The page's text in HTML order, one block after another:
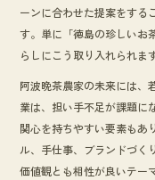
ーンに合わせた提案をする
す。単に「徳島の珍しいお
らしにこう取り入れられま
阿波晩茶農家の未来には、
業は、担い手不足が課題に
関心を持ちやすい要素もあ
ル、手仕事、ブランドづく
価値観とも相性が良いテー